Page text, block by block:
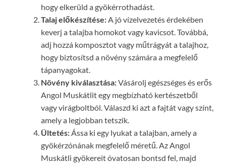
hogy elkerüld a gyökérrothadást.
Talaj előkészítése:A jó vízelvezetés érdekében
keverj a talajba homokot vagy kavicsot. Továbbá,
adj hozzá komposztot vagy műtrágyát a talajhoz,
hogy biztosítsd a növény számára a megfelelő
tápanyagokat.
Növény kiválasztása:Vásárolj egészséges és erős
Angol Muskátlit egy megbízható kertészetből
vagy virágboltból. Válaszd ki azt a fajtát vagy színt,
amely a legjobban tetszik.
Ültetés:Ássa ki egy lyukat a talajban, amely a
gyökérzónának megfelelő méretű. Az Angol
Muskátli gyökereit óvatosan bontsd fel, majd